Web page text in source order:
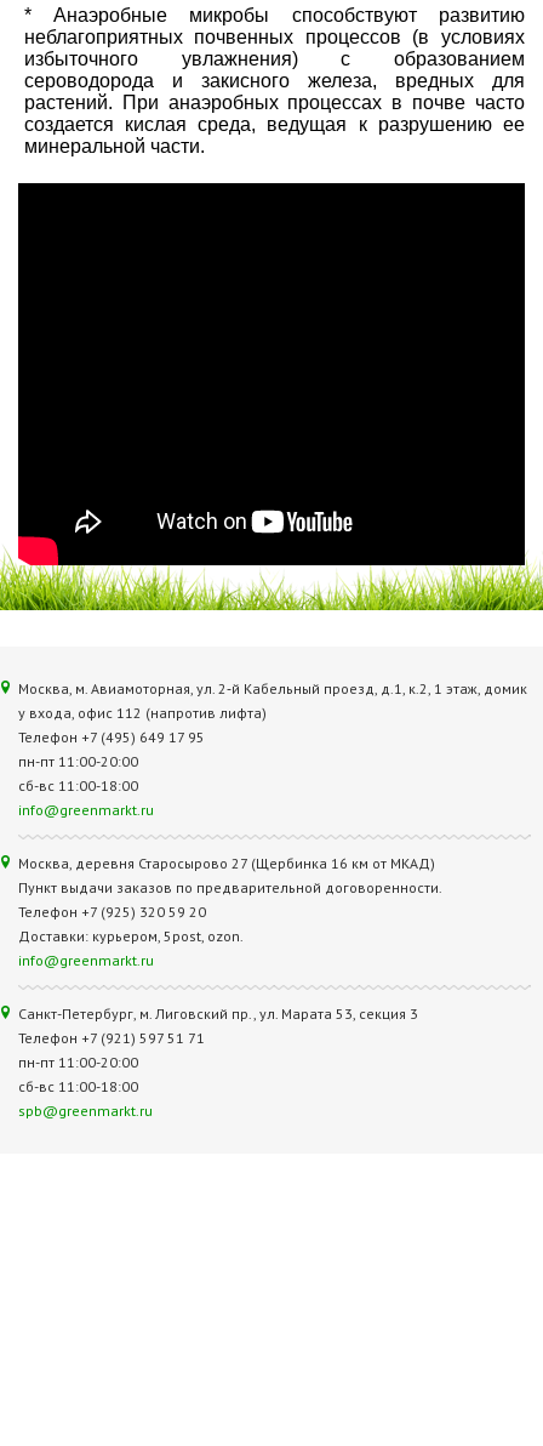
* Анаэробные микробы способствуют развитию
неблагоприятных почвенных процессов (в условиях
избыточного увлажнения) с образованием
сероводорода и закисного железа, вредных для
растений. При анаэробных процессах в почве часто
создается кислая среда, ведущая к разрушению ее
минеральной части.
Москва, м. Авиамоторная, ул. 2‑й Кабельный проезд, д.1, к.2, 1 этаж, домик
у входа, офис 112 (напротив лифта)
Телефон +7 (495) 649 17 95
пн-пт 11:00-20:00
сб-вс 11:00-18:00
info@greenmarkt.ru
Москва, деревня Старосырово 27 (Щербинка 16 км от МКАД)
Пункт выдачи заказов по предварительной договоренности.
Телефон +7 (925) 320 59 20
Доставки: курьером, 5post, ozon.
info@greenmarkt.ru
Санкт-Петербург, м. Лиговский пр., ул. Марата 53, секция 3
Телефон +7 (921) 597 51 71
пн-пт 11:00-20:00
сб-вс 11:00-18:00
spb@greenmarkt.ru